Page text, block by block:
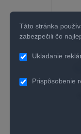
Táto stránka
zabezpečili čo
Ukladanie
Prispôsobenie